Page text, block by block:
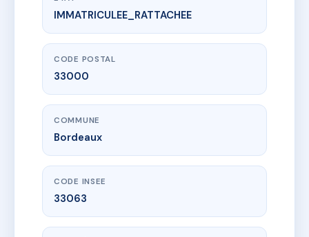
www.vme.plus/AG5997614
LA VIGIE
21 r de la rousselle
IMMATRICULEE_RATTACHEE
CODE POSTAL
33000
COMMUNE
Bordeaux
CODE INSEE
33063